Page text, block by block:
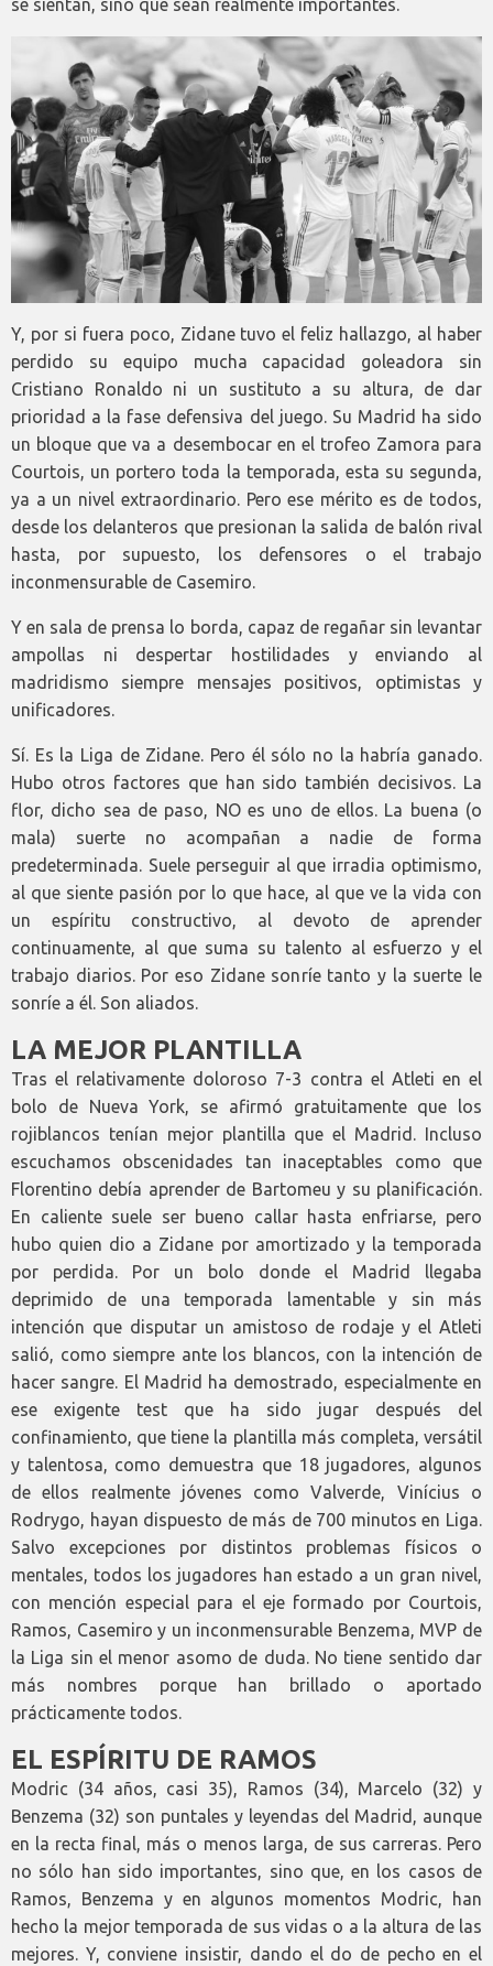
se sientan, sino que sean realmente importantes.
Y, por si fuera poco, Zidane tuvo el feliz hallazgo, al haber
perdido su equipo mucha capacidad goleadora sin
Cristiano Ronaldo ni un sustituto a su altura, de dar
prioridad a la fase defensiva del juego. Su Madrid ha sido
un bloque que va a desembocar en el trofeo Zamora para
Courtois, un portero toda la temporada, esta su segunda,
ya a un nivel extraordinario. Pero ese mérito es de todos,
desde los delanteros que presionan la salida de balón rival
hasta, por supuesto, los defensores o el trabajo
inconmensurable de Casemiro.
Y en sala de prensa lo borda, capaz de regañar sin levantar
ampollas ni despertar hostilidades y enviando al
madridismo siempre mensajes positivos, optimistas y
unificadores.
Sí. Es la Liga de Zidane. Pero él sólo no la habría ganado.
Hubo otros factores que han sido también decisivos. La
flor, dicho sea de paso, NO es uno de ellos. La buena (o
mala) suerte no acompañan a nadie de forma
predeterminada. Suele perseguir al que irradia optimismo,
al que siente pasión por lo que hace, al que ve la vida con
un espíritu constructivo, al devoto de aprender
continuamente, al que suma su talento al esfuerzo y el
trabajo diarios. Por eso Zidane sonríe tanto y la suerte le
sonríe a él. Son aliados.
LA MEJOR PLANTILLA
Tras el relativamente doloroso 7-3 contra el Atleti en el
bolo de Nueva York, se afirmó gratuitamente que los
rojiblancos tenían mejor plantilla que el Madrid. Incluso
escuchamos obscenidades tan inaceptables como que
Florentino debía aprender de Bartomeu y su planificación.
En caliente suele ser bueno callar hasta enfriarse, pero
hubo quien dio a Zidane por amortizado y la temporada
por perdida. Por un bolo donde el Madrid llegaba
deprimido de una temporada lamentable y sin más
intención que disputar un amistoso de rodaje y el Atleti
salió, como siempre ante los blancos, con la intención de
hacer sangre. El Madrid ha demostrado, especialmente en
ese exigente test que ha sido jugar después del
confinamiento, que tiene la plantilla más completa, versátil
y talentosa, como demuestra que 18 jugadores, algunos
de ellos realmente jóvenes como Valverde, Vinícius o
Rodrygo, hayan dispuesto de más de 700 minutos en Liga.
Salvo excepciones por distintos problemas físicos o
mentales, todos los jugadores han estado a un gran nivel,
con mención especial para el eje formado por Courtois,
Ramos, Casemiro y un inconmensurable Benzema, MVP de
la Liga sin el menor asomo de duda. No tiene sentido dar
más nombres porque han brillado o aportado
prácticamente todos.
EL ESPÍRITU DE RAMOS
Modric (34 años, casi 35), Ramos (34), Marcelo (32) y
Benzema (32) son puntales y leyendas del Madrid, aunque
en la recta final, más o menos larga, de sus carreras. Pero
no sólo han sido importantes, sino que, en los casos de
Ramos, Benzema y en algunos momentos Modric, han
hecho la mejor temporada de sus vidas o a la altura de las
mejores. Y, conviene insistir, dando el do de pecho en el